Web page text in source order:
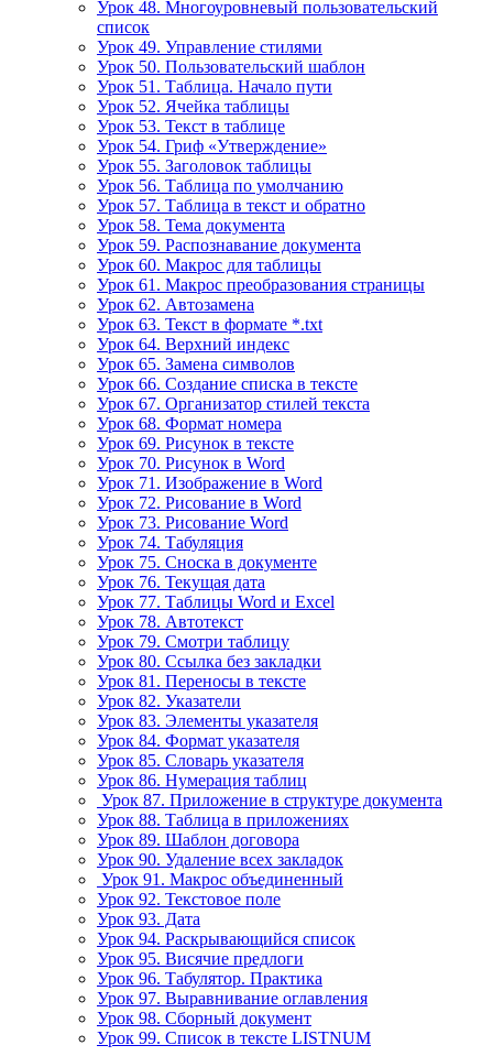
Урок 48. Многоуровневый пользовательский
список
Урок 49. Управление стилями
Урок 50. Пользовательский шаблон
Урок 51. Таблица. Начало пути
Урок 52. Ячейка таблицы
Урок 53. Текст в таблице
Урок 54. Гриф «Утверждение»
Урок 55. Заголовок таблицы
Урок 56. Таблица по умолчанию
Урок 57. Таблица в текст и обратно
Урок 58. Тема документа
Урок 59. Распознавание документа
Урок 60. Макрос для таблицы
Урок 61. Макрос преобразования страницы
Урок 62. Автозамена
Урок 63. Текст в формате *.txt
Урок 64. Верхний индекс
Урок 65. Замена символов
Урок 66. Создание списка в тексте
Урок 67. Организатор стилей текста
Урок 68. Формат номера
Урок 69. Рисунок в тексте
Урок 70. Рисунок в Word
Урок 71. Изображение в Word
Урок 72. Рисование в Word
Урок 73. Рисование Word
Урок 74. Табуляция
Урок 75. Сноска в документе
Урок 76. Текущая дата
Урок 77. Таблицы Word и Excel
Урок 78. Автотекст
Урок 79. Смотри таблицу
Урок 80. Ссылка без закладки
Урок 81. Переносы в тексте
Урок 82. Указатели
Урок 83. Элементы указателя
Урок 84. Формат указателя
Урок 85. Словарь указателя
Урок 86. Нумерация таблиц
Урок 87. Приложение в структуре документа
Урок 88. Таблица в приложениях
Урок 89. Шаблон договора
Урок 90. Удаление всех закладок
Урок 91. Макрос объединенный
Урок 92. Текстовое поле
Урок 93. Дата
Урок 94. Раскрывающийся список
Урок 95. Висячие предлоги
Урок 96. Табулятор. Практика
Урок 97. Выравнивание оглавления
Урок 98. Сборный документ
Урок 99. Список в тексте LISTNUM